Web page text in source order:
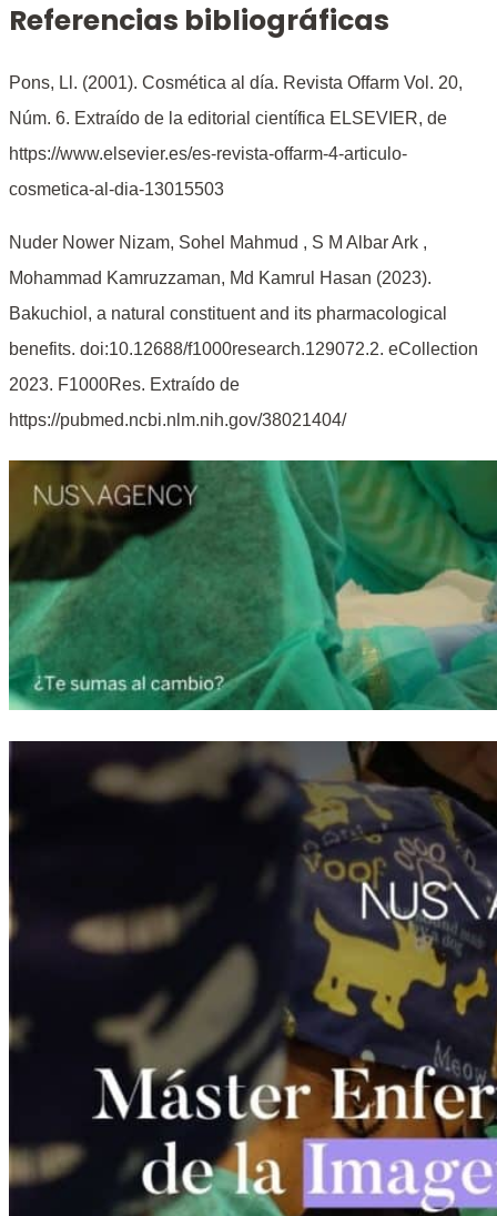
Referencias bibliográficas
Pons, Ll. (2001). Cosmética al día. Revista Offarm Vol. 20,
Núm. 6. Extraído de la editorial científica ELSEVIER, de
https://www.elsevier.es/es-revista-offarm-4-articulo-
cosmetica-al-dia-13015503
Nuder Nower Nizam, Sohel Mahmud , S M Albar Ark ,
Mohammad Kamruzzaman, Md Kamrul Hasan (2023).
Bakuchiol, a natural constituent and its pharmacological
benefits. doi:10.12688/f1000research.129072.2. eCollection
2023. F1000Res. Extraído de
https://pubmed.ncbi.nlm.nih.gov/38021404/